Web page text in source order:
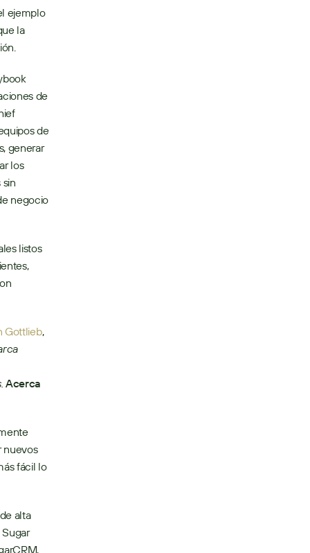
ejemplo
la
de
de
generar
los
negocio
listos
Gottlieb,
Acerca
nuevos
fácil lo